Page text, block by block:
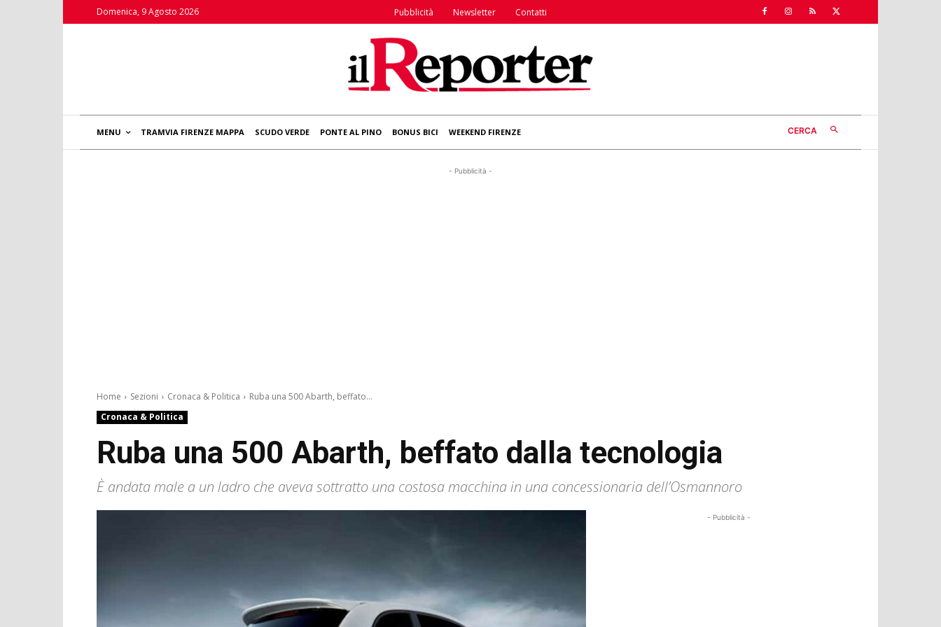
Domenica, 9 Agosto 2026 Pubblicità Newsletter Contatti
MENU TRAMVIA FIRENZE MAPPA SCUDO VERDE PONTE AL PINO BONUS BICI WEEKEND FIRENZE CERCA
- Pubblicità -
Home Sezioni Cronaca & Politica
Ruba una 500 Abarth, beffato...
Cronaca & Politica
Ruba una 500 Abarth, beffato dalla tecnologia
È andata male a un ladro che aveva sottratto una costosa macchina in una concessionaria dell’Osmannoro
- Pubblicità -